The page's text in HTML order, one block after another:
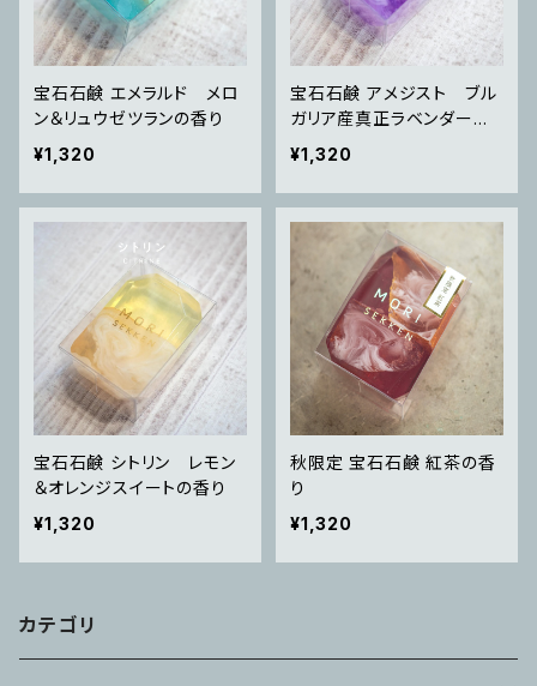
宝石石鹸 エメラルド メロ
ン＆リュウゼツランの香り
¥1,320
宝石石鹸 アメジスト ブル
ガリア産真正ラベンダー精
油の香り
¥1,320
宝石石鹸 シトリン レモン
＆オレンジスイートの香り
¥1,320
秋限定 宝石石鹸 紅茶の香
り
¥1,320
カテゴリ